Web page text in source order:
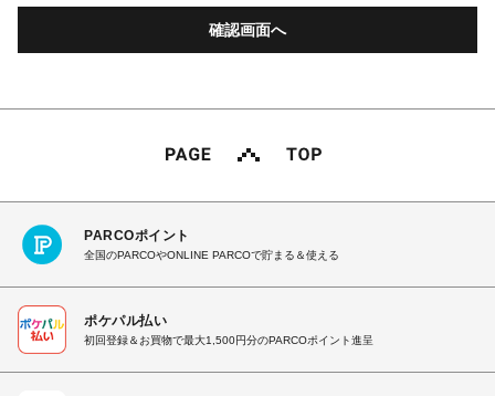
PARCOポイント
全国のPARCOやONLINE PARCOで貯まる＆使える
ポケパル払い
初回登録＆お買物で最大1,500円分のPARCOポイント進呈